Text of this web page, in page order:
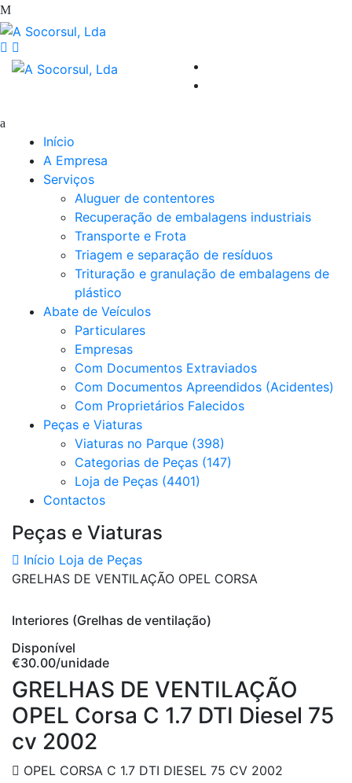
Início
A Empresa
Serviços
Aluguer de contentores
Recuperação de embalagens industriais
Transporte e Frota
Triagem e separação de resíduos
Trituração e granulação de embalagens de
plástico
Abate de Veículos
Particulares
Empresas
Com Documentos Extraviados
Com Documentos Apreendidos (Acidentes)
Com Proprietários Falecidos
Peças e Viaturas
Viaturas no Parque (398)
Categorias de Peças (147)
Loja de Peças (4401)
Contactos
Peças e Viaturas
Início Loja de Peças
GRELHAS DE VENTILAÇÃO OPEL CORSA
Interiores (Grelhas de ventilação)
Disponível
€30.00/unidade
GRELHAS DE VENTILAÇÃO
OPEL Corsa C 1.7 DTI Diesel 75
cv 2002
OPEL CORSA C 1.7 DTI DIESEL 75 CV 2002